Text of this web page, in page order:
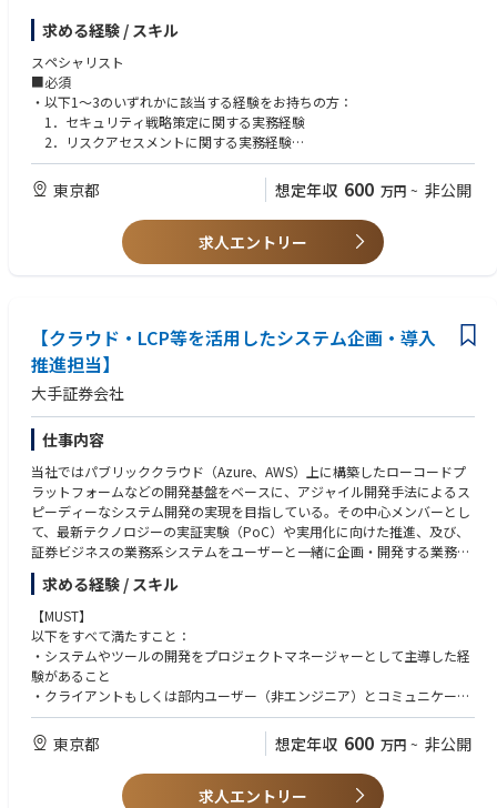
■JFEエンジニアリングが丸ごとわかる「360°JFEエンジニアリング」
https://www.jfe-eng.co.jp/360_jfe_engineering/
プロジェクト例
・社内規則、規制に基づくリスクの可視化
・リスク改善提案と実行支援
・セキュリティコンサルタントとして、ビジネス部門からの各種相談（M
などを、本社、新規事業創出、研究開発、IT部門等に対して支援していま
求める経験 / スキル
スペシャリスト
■必須
・以下1～3のいずれかに該当する経験をお持ちの方：
1．セキュリティ戦略策定に関する実務経験
2．リスクアセスメントに関する実務経験
3．ビジネス部門へのセキュリティ支援経験
・英語による業務遂行能力:
海外チームとのコミュニケーションやドキュメント作成が可能なレベル
・幅広いセキュリティ領域の知識:
セキュリティガバナンス、リスクアセスメント、脆弱性管理、またはイ
・事業会社、コンサルティング会社、セキュリティベンダーにおける実務
経験
・CISSP、CISA、CompTIA Security+、CISM、GIAC等のセキュリティ関連
資格
・高度情報処理技術者、情報処理安全確保支援士などの資格
・ISO/IEC27000シリーズ、NIST SP800シリーズ、CIS、OWASP等の知識
・ISMS、リスクアセスメント、脆弱性管理、アプリケーションセキュリテ
ィ、ITセキュリティ等、セキュリティに関連したいずれかの業務経験
【マネジャー】
上記要件に加え、以下を必須とします。
・チームリーダーの経験
・セキュリティの特定領域に関する高い専門性
東京都 想定年収 600 万円 ~ 非公開
求人エントリー
【クラウド・LCP等を活用したシステム企画・導入
推進担当】
大手証券会社
仕事内容
当社ではパブリッククラウド（Azure、AWS）上に構築したローコードプ
ラットフォームなどの開発基盤をベースに、アジャイル開発手法によるス
ピーディーなシステム開発の実現を目指している。その中心メンバーとし
て、最新テクノロジーの実証実験（PoC）や実用化に向けた推進、及び、
証券ビジネスの業務系システムをユーザーと一緒に企画・開発する業務を
担当する方を募集
求める経験 / スキル
【MUST】
以下をすべて満たすこと：
・システムやツールの開発をプロジェクトマネージャーとして主導した経
験があること
・クライアントもしくは部内ユーザー（非エンジニア）とコミュニケーシ
ョンを取り、要件を整理・具体化した経験
・コンサル、金融系ベンダー、金融機関いずれかでの業務経験
以下いずれかを満たすと尚良い：
東京都 想定年収 600 万円 ~ 非公開
求人エントリー